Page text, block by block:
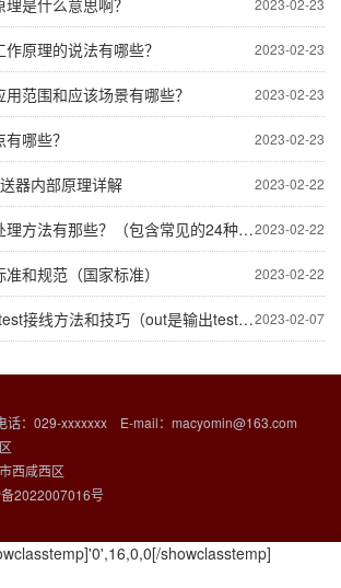
2023-02-23
是什么意思啊？
2023-02-23
原理的说法有哪些？
2023-02-23
范围和应该场景有哪些？
2023-02-23
哪些？
2023-02-22
器内部原理详解
2023-02-22
方法有那些？（包含常见的24种故障）
2023-02-22
和规范（国家标准）
2023-02-07
线方法和技巧（out是输出test是测试点）
话：029-xxxxxxx E-mail：macyomin@163.com
西咸西区
2022007016号
showclasstemp]